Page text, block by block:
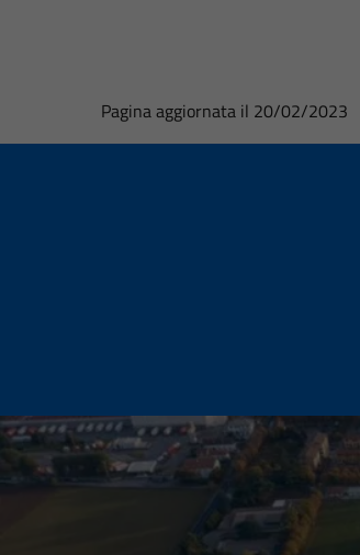
Pagina aggiornata il 20/02/2023